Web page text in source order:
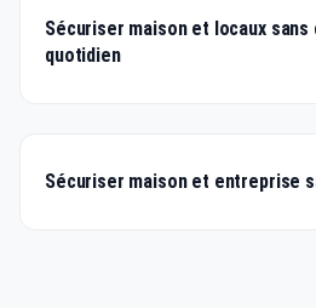
Sécuriser maison et locaux
quotidien
Sécuriser maison et entreprise